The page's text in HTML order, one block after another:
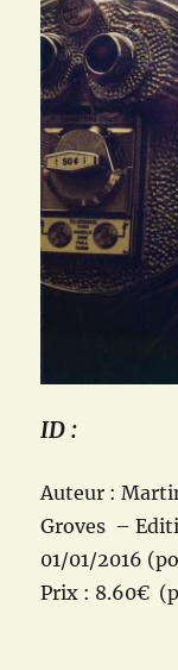
ID :
Auteur :
Groves –
01/01/2016
Prix : 8.60€